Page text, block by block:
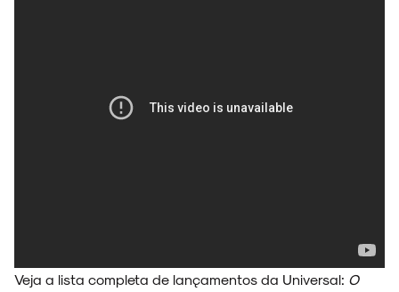
Veja a lista completa de lançamentos da Universal: O